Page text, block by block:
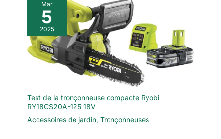
Mar
5
2025
Test de la tronçonneuse compacte Ryobi
RY18CS20A-125 18V
Accessoires de jardin, Tronçonneuses